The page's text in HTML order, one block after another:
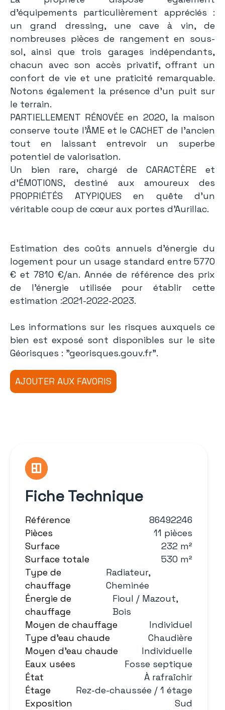
d’équipements particulièrement appréciés :
un grand dressing, une cave à vin, de
nombreuses pièces de rangement en sous-
sol, ainsi que trois garages indépendants,
chacun avec son accès privatif, offrant un
confort de vie et une praticité remarquable.
Notons également la présence d’un puit sur
le terrain.
PARTIELLEMENT RÉNOVÉE en 2020, la maison
conserve toute l’ÂME et le CACHET de l’ancien
tout en laissant entrevoir un superbe
potentiel de valorisation.
Un bien rare, chargé de CARACTÈRE et
d’ÉMOTIONS, destiné aux amoureux des
PROPRIÉTÉS ATYPIQUES en quête d’un
véritable coup de cœur aux portes d’Aurillac.
Estimation des coûts annuels d'énergie du
logement pour un usage standard entre 5770
€ et 7810 €/an. Année de référence des prix
de l'énergie utilisée pour établir cette
estimation :2021-2022-2023.
Les informations sur les risques auxquels ce
bien est exposé sont disponibles sur le site
Géorisques : "georisques.gouv.fr".
Fiche Technique
Référence
86492246
Pièces
11 pièces
Surface
232 m²
Surface totale
530 m²
Type de
chauffage
Radiateur,
Cheminée
Énergie de
chauffage
Fioul / Mazout,
Bois
Moyen de chauffage
Individuel
Type d'eau chaude
Chaudière
Moyen d'eau chaude
Individuelle
Eaux usées
Fosse septique
État
À rafraîchir
Étage
Rez-de-chaussée / 1 étage
Exposition
Sud